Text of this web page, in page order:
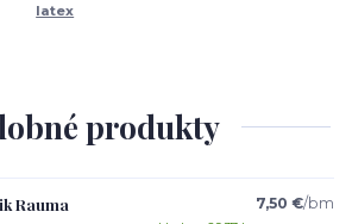
latex
produkty
Rauma 7,50 €/bm